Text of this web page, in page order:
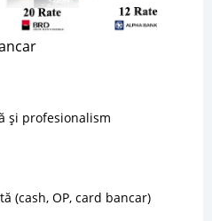
și profesionalism
(cash, OP, card bancar)